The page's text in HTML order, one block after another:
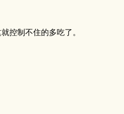
控制不住的多吃了。